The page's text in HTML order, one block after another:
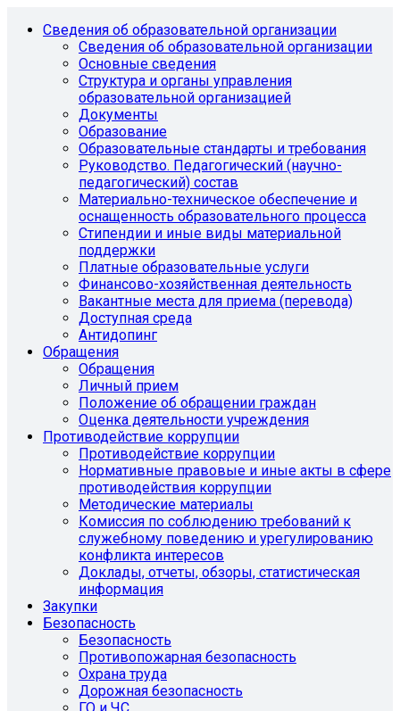
Сведения об образовательной организации
Сведения об образовательной организации
Основные сведения
Структура и органы управления
образовательной организацией
Документы
Образование
Образовательные стандарты и требования
Руководство. Педагогический (научно-
педагогический) состав
Материально-техническое обеспечение и
оснащенность образовательного процесса
Стипендии и иные виды материальной
поддержки
Платные образовательные услуги
Финансово-хозяйственная деятельность
Вакантные места для приема (перевода)
Доступная среда
Антидопинг
Обращения
Обращения
Личный прием
Положение об обращении граждан
Оценка деятельности учреждения
Противодействие коррупции
Противодействие коррупции
Нормативные правовые и иные акты в сфере
противодействия коррупции
Методические материалы
Комиссия по соблюдению требований к
служебному поведению и урегулированию
конфликта интересов
Доклады, отчеты, обзоры, статистическая
информация
Закупки
Безопасность
Безопасность
Противопожарная безопасность
Охрана труда
Дорожная безопасность